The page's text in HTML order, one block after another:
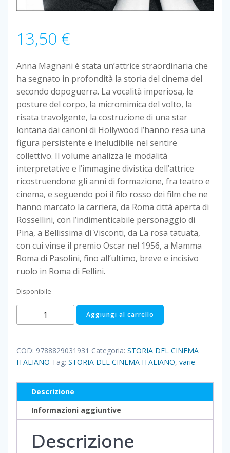
13,50 €
Anna Magnani è stata un’attrice straordinaria che
ha segnato in profondità la storia del cinema del
secondo dopoguerra. La vocalità imperiosa, le
posture del corpo, la micromimica del volto, la
risata travolgente, la costruzione di una star
lontana dai canoni di Hollywood l’hanno resa una
figura persistente e ineludibile nel sentire
collettivo. Il volume analizza le modalità
interpretative e l’immagine divistica dell’attrice
ricostruendone gli anni di formazione, fra teatro e
cinema, e seguendo poi il filo rosso dei film che ne
hanno marcato la carriera, da Roma città aperta di
Rossellini, con l’indimenticabile personaggio di
Pina, a Bellissima di Visconti, da La rosa tatuata,
con cui vinse il premio Oscar nel 1956, a Mamma
Roma di Pasolini, fino all’ultimo, breve e incisivo
ruolo in Roma di Fellini.
Disponibile
magnani
Aggiungi al carrello
COD: 9788829031931 Categoria: STORIA DEL CINEMA
ITALIANO Tag: STORIA DEL CINEMA ITALIANO, varie
Descrizione
Informazioni aggiuntive
Descrizione